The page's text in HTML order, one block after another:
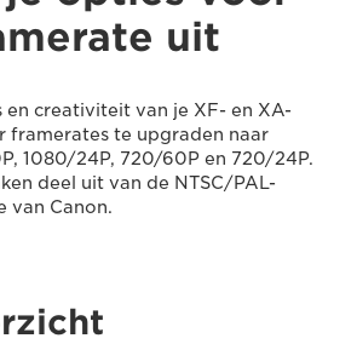
uit
en creativiteit van je XF- en XA-
framerates te upgraden naar
1080/24P, 720/60P en 720/24P.
deel uit van de NTSC/PAL-
van Canon.